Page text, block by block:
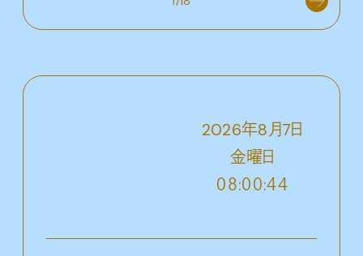
2026年8月7日
金曜日
０８:００:４５